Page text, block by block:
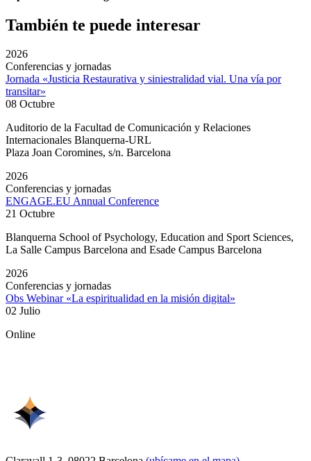
También te puede interesar
2026
Conferencias y jornadas
Jornada «Justicia Restaurativa y siniestralidad vial. Una vía por
transitar»
08 Octubre
Auditorio de la Facultad de Comunicación y Relaciones
Internacionales Blanquerna-URL
Plaza Joan Coromines, s/n. Barcelona
2026
Conferencias y jornadas
ENGAGE.EU Annual Conference
21 Octubre
Blanquerna School of Psychology, Education and Sport Sciences,
La Salle Campus Barcelona and Esade Campus Barcelona
2026
Conferencias y jornadas
Obs Webinar «La espiritualidad en la misión digital»
02 Julio
Online